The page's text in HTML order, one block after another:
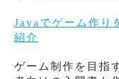
Javaでゲーム作り
紹介
ゲーム制作を目指